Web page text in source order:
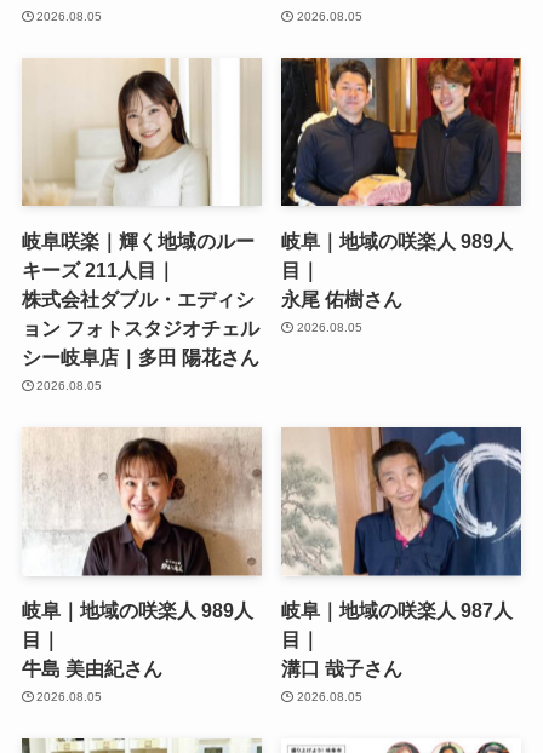
2026.08.05 2026.08.05
岐阜咲楽｜輝く地域のルー
キーズ 211人目｜
株式会社ダブル・エディシ
ョン フォトスタジオチェル
シー岐阜店｜多田 陽花さん
2026.08.05
岐阜｜地域の咲楽人 989人
目｜
永尾 佑樹さん
2026.08.05
岐阜｜地域の咲楽人 989人
目｜
牛島 美由紀さん
2026.08.05
岐阜｜地域の咲楽人 987人
目｜
溝口 哉子さん
2026.08.05